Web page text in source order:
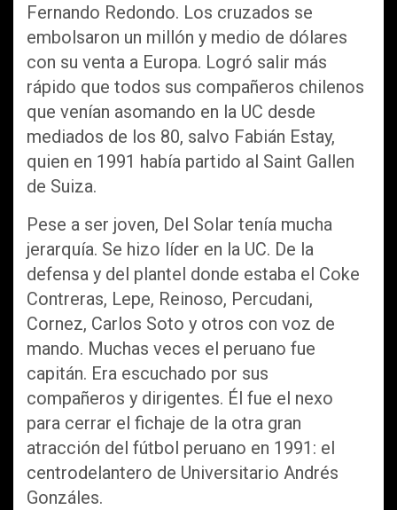
Fernando Redondo. Los cruzados se
embolsaron un millón y medio de dólares
con su venta a Europa. Logró salir más
rápido que todos sus compañeros chilenos
que venían asomando en la UC desde
mediados de los 80, salvo Fabián Estay,
quien en 1991 había partido al Saint Gallen
de Suiza.
Pese a ser joven, Del Solar tenía mucha
jerarquía. Se hizo líder en la UC. De la
defensa y del plantel donde estaba el Coke
Contreras, Lepe, Reinoso, Percudani,
Cornez, Carlos Soto y otros con voz de
mando. Muchas veces el peruano fue
capitán. Era escuchado por sus
compañeros y dirigentes. Él fue el nexo
para cerrar el fichaje de la otra gran
atracción del fútbol peruano en 1991: el
centrodelantero de Universitario Andrés
Gonzáles.